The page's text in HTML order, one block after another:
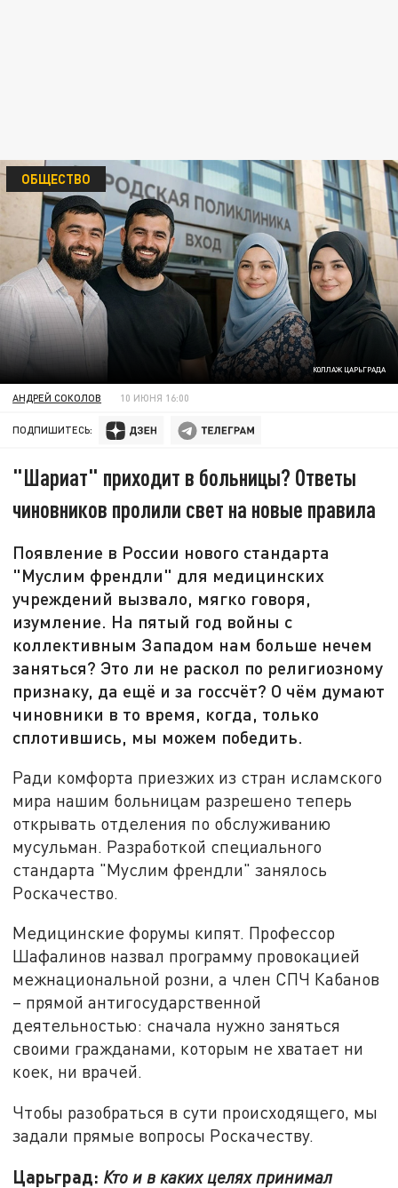
КОЛЛАЖ ЦАРЬГРАДА
ОБЩЕСТВО
АНДРЕЙ СОКОЛОВ 10 ИЮНЯ 16:00
ПОДПИШИТЕСЬ:
"Шариат" приходит в больницы? Ответы
чиновников пролили свет на новые правила
Появление в России нового стандарта
"Муслим френдли" для медицинских
учреждений вызвало, мягко говоря,
изумление. На пятый год войны с
коллективным Западом нам больше нечем
заняться? Это ли не раскол по религиозному
признаку, да ещё и за госсчёт? О чём думают
чиновники в то время, когда, только
сплотившись, мы можем победить.
Ради комфорта приезжих из стран исламского
мира нашим больницам разрешено теперь
открывать отделения по обслуживанию
мусульман. Разработкой специального
стандарта "Муслим френдли" занялось
Роскачество.
Медицинские форумы кипят. Профессор
Шафалинов назвал программу провокацией
межнациональной розни, а член СПЧ Кабанов
– прямой антигосударственной
деятельностью: сначала нужно заняться
своими гражданами, которым не хватает ни
коек, ни врачей.
Чтобы разобраться в сути происходящего, мы
задали прямые вопросы Роскачеству.
Царьград: Кто и в каких целях принимал